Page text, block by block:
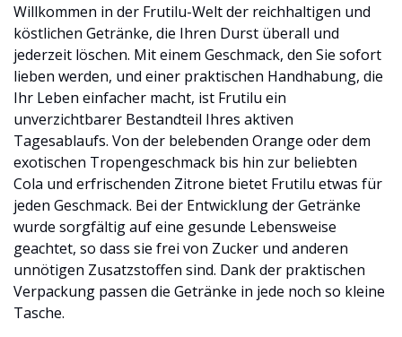
Willkommen in der Frutilu-Welt der reichhaltigen und
köstlichen Getränke, die Ihren Durst überall und
jederzeit löschen. Mit einem Geschmack, den Sie sofort
lieben werden, und einer praktischen Handhabung, die
Ihr Leben einfacher macht, ist Frutilu ein
unverzichtbarer Bestandteil Ihres aktiven
Tagesablaufs. Von der belebenden Orange oder dem
exotischen Tropengeschmack bis hin zur beliebten
Cola und erfrischenden Zitrone bietet Frutilu etwas für
jeden Geschmack. Bei der Entwicklung der Getränke
wurde sorgfältig auf eine gesunde Lebensweise
geachtet, so dass sie frei von Zucker und anderen
unnötigen Zusatzstoffen sind. Dank der praktischen
Verpackung passen die Getränke in jede noch so kleine
Tasche.